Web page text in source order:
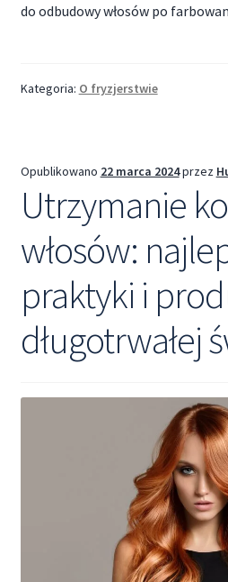
do odbudowy włosów po
Kategoria: O fryzjerstwie
Opublikowano 22 marca 2024przez
Utrzymanie
włosów:
praktyki i
długotrwałej